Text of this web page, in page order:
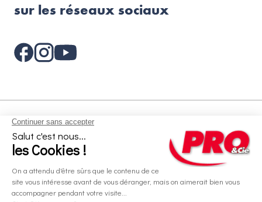
sur les réseaux sociaux
Aides et informations
Services
Informations légales